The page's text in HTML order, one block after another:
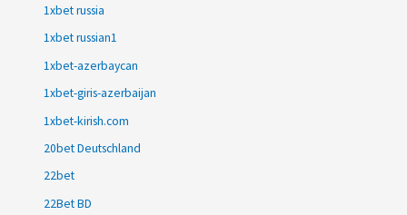
1xbet russia
1xbet russian1
1xbet-azerbaycan
1xbet-giris-azerbaijan
1xbet-kirish.com
20bet Deutschland
22bet
22Bet BD